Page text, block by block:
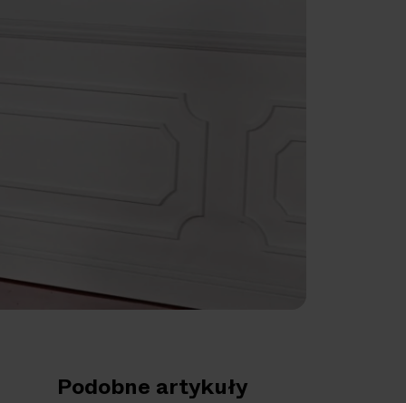
Podobne artykuły